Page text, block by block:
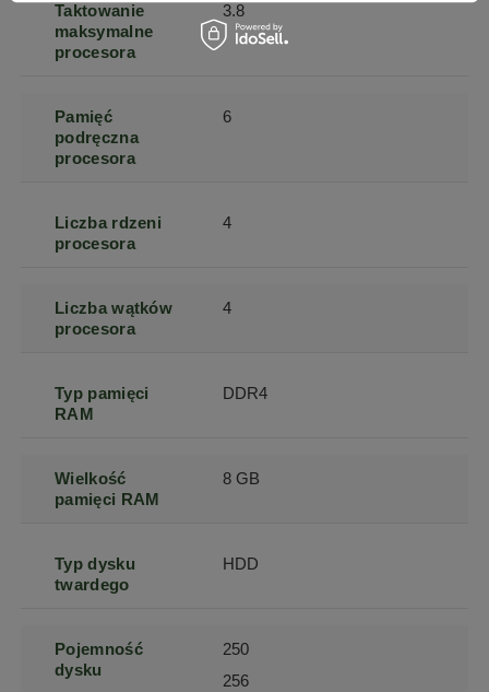
Taktowanie
maksymalne
procesora
3.8
Pamięć
podręczna
procesora
6
Liczba rdzeni
procesora
4
Liczba wątków
procesora
4
Typ pamięci
RAM
DDR4
Wielkość
pamięci RAM
8 GB
Typ dysku
twardego
HDD
Pojemność
dysku
250
256